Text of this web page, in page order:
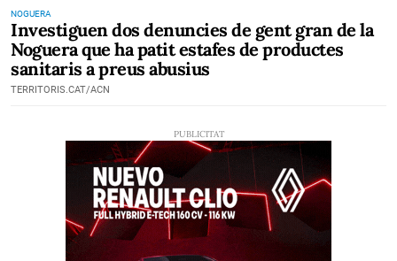
NOGUERA
Investiguen dos denuncies de gent gran de la
Noguera que ha patit estafes de productes
sanitaris a preus abusius
TERRITORIS.CAT/ACN